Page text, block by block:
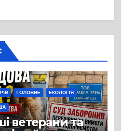
ГОЛОВНЕ ЕКОЛОГІЯ
ветерани та